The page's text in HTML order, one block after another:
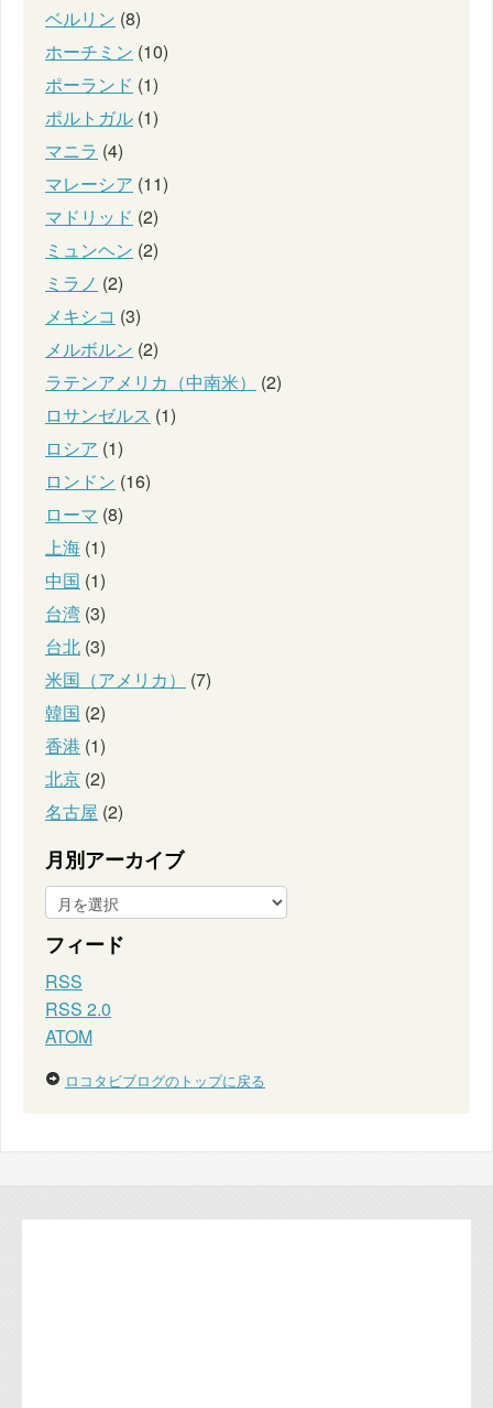
ベルリン (8)
ホーチミン (10)
ポーランド (1)
ポルトガル (1)
マニラ (4)
マレーシア (11)
マドリッド (2)
ミュンヘン (2)
ミラノ (2)
メキシコ (3)
メルボルン (2)
ラテンアメリカ（中南米）
(2)
ロサンゼルス (1)
ロシア (1)
ロンドン (16)
ローマ (8)
上海 (1)
中国 (1)
台湾 (3)
台北 (3)
米国（アメリカ）
(7)
韓国 (2)
香港 (1)
北京 (2)
名古屋 (2)
月別アーカイブ
フィード
RSS
RSS 2.0
ATOM
ロコタビブログのトップに戻る